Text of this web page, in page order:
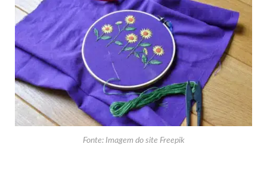
Fonte: Imagem do site Freepik